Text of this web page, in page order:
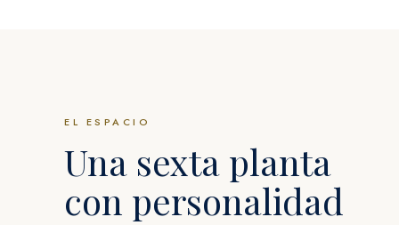
EL ESPACIO
Una sexta planta
con personalidad